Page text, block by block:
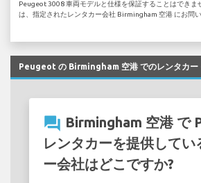
Peugeot 3008 車両モデルと仕様を保証することはできま
は、指定されたレンタカー会社 Birmingham 空港 にお問い
Peugeot の Birmingham 空港 でのレンタカー
question_answer Birmingham 空港 で
レンタカーを提供してい
ー会社はどこですか?